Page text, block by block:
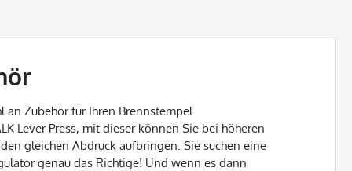
an Zubehör für Ihren Brennstempel.
Lever Press, mit dieser können Sie bei höheren
gleichen Abdruck aufbringen. Sie suchen eine
genau das Richtige! Und wenn es dann